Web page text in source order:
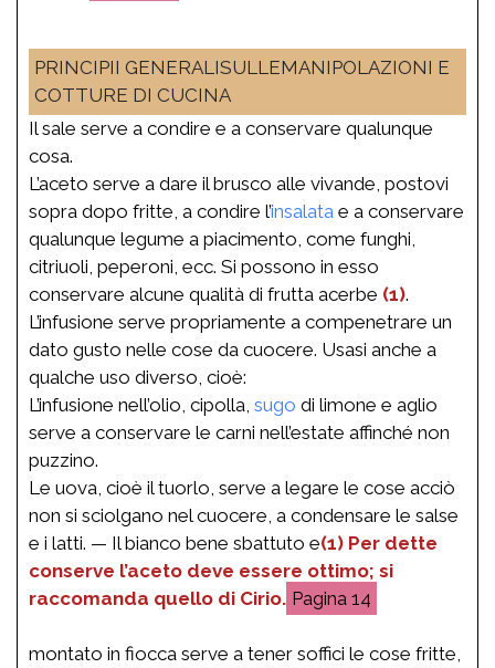
PRINCIPII GENERALISULLEMANIPOLAZIONI E
COTTURE DI CUCINA
Il sale serve a condire e a conservare qualunque
cosa.
L’aceto serve a dare il brusco alle vivande, postovi
sopra dopo fritte, a condire l’insalata e a conservare
qualunque legume a piacimento, come funghi,
citriuoli, peperoni, ecc. Si possono in esso
conservare alcune qualità di frutta acerbe (1).
L’infusione serve propriamente a compenetrare un
dato gusto nelle cose da cuocere. Usasi anche a
qualche uso diverso, cioè:
L’infusione nell’olio, cipolla, sugo di limone e aglio
serve a conservare le carni nell’estate affinché non
puzzino.
Le uova, cioè il tuorlo, serve a legare le cose acciò
non si sciolgano nel cuocere, a condensare le salse
e i latti. — Il bianco bene sbattuto e(1) Per dette
conserve l’aceto deve essere ottimo; si
raccomanda quello di Cirio.
14
montato in fiocca serve a tener soffici le cose fritte,